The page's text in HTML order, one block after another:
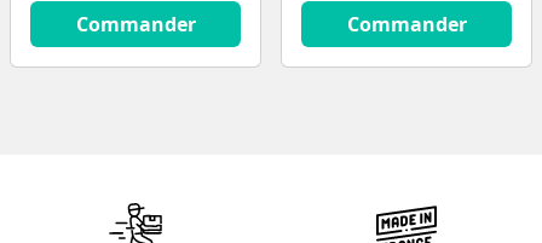
9.9
Commander
14.9
€Commander